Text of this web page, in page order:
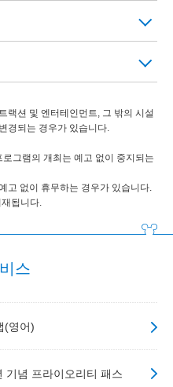
랙션 및 엔터테인먼트, 그 밖의 시설
경되는 경우가 있습니다.
그램의 개최는 예고 없이 중지되는
고 없이 휴무하는 경우가 있습니다.
됩니다.
스
(영어)
기념 프라이오리티 패스